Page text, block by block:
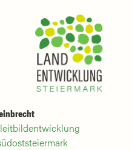
leitbildentwicklung